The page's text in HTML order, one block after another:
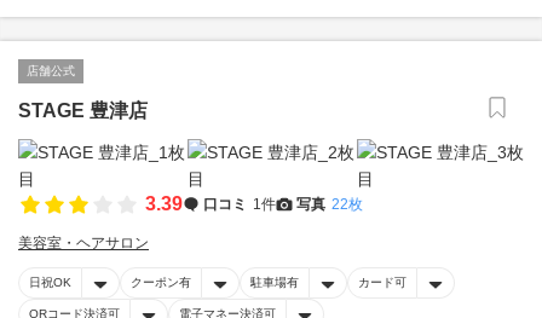
店舗公式
STAGE 豊津店
3.39 口コミ 1件 写真 22枚
美容室・ヘアサロン
日祝OK クーポン有 駐車場有 カード可
QRコード決済可 電子マネー決済可